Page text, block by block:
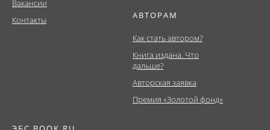
Вакансии
Контакты
АВТОРАМ
Как стать автором?
Книга издана. Что
дальше?
Авторская заявка
Премия «Золотой фонд»